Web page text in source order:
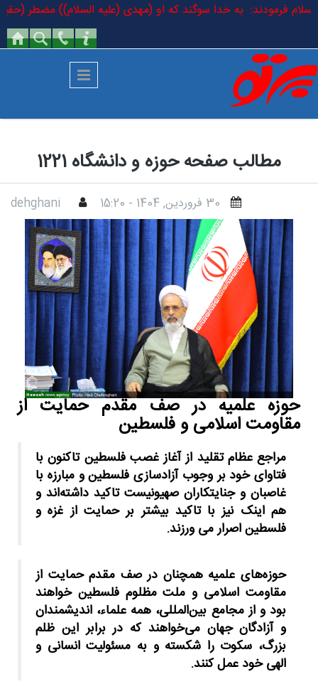
رفتن به محتوای اصلی
السلام فرمودند: به خدا سوگند که او (مهدی (علیه السلام)) مضطر
مطالب صفحه حوزه و دانشگاه 1221
30 فروردين, 1404 - 15:20 dehghani
حوزه‌ علمیه در صف مقدم حمایت از
مقاومت اسلامی و فلسطین
مراجع عظام تقلید از آغاز غصب فلسطین تاکنون با
فتاوای خود بر وجوب آزادسازی فلسطین و مبارزه با
غاصبان و جنایتکاران صهیونیست تاکید داشته‌اند و
هم اینک نیز با تاکید بیشتر بر حمایت از غزه و
فلسطین اصرار می ورزند.
حوزه‌های علمیه همچنان در صف مقدم حمایت از
مقاومت اسلامی و ملت مظلوم فلسطین خواهند
بود و از مجامع بین‌المللی، همه علماء، اندیشمندان
و آزادگان جهان می‌خواهند که در برابر این ظلم
بزرگ، سکوت را شکسته و به مسئولیت انسانی و
الهی خود عمل کنند.